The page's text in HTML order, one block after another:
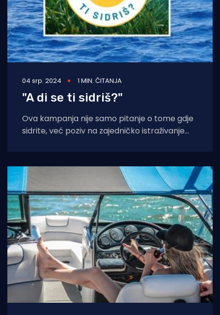
04 srp. 2024 1 MIN. ČITANJA
"A di se ti sidriš?"
Ova kampanja nije samo pitanje o tome gdje
sidrite, već poziv na zajedničko istraživanje